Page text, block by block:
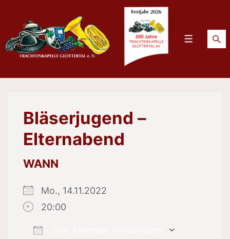
Inhalt
Menü
Bläserjugend –
Elternabend
WANN
Mo., 14.11.2022
20:00